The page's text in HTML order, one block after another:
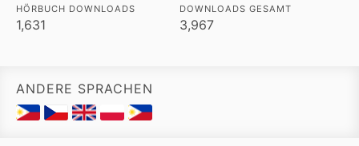
HÖRBUCH DOWNLOADS
1,631
DOWNLOADS GESAMT
3,967
ANDERE SPRACHEN